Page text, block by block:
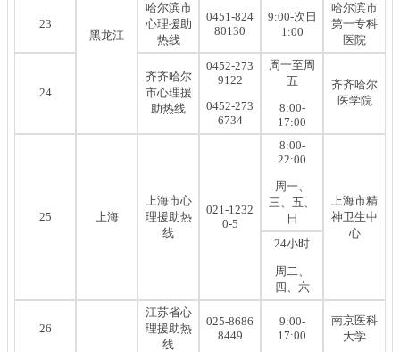
黑龙江
23
哈尔滨市
心理援助
热线
0451-824
80130
9:00-次日
1:00
哈尔滨市
第一专科
医院
24
齐齐哈尔
市心理援
助热线
0452-273
9122
0452-273
6734
周一至周
五
8:00-
17:00
齐齐哈尔
医学院
25 上海
上海市心
理援助热
线
021-1232
0-5
8:00-
22:00
周一、
三、五、
日
上海市精
神卫生中
心
24小时
周二、
四、六
26
江苏省心
理援助热
线
025-8686
8449
9:00-
17:00
南京医科
大学